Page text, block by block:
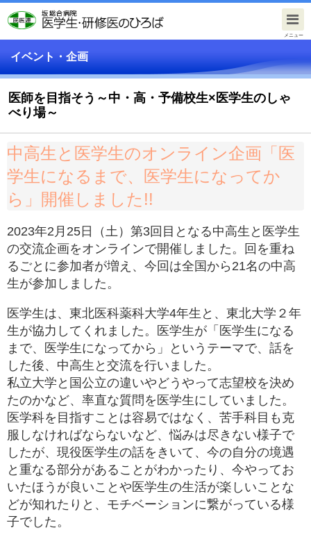
メニュー
イベント・企画
医師を目指そう～中・高・予備校生×医学生のしゃ
べり場～
中高生と医学生のオンライン企画「医
学生になるまで、医学生になってか
ら」開催しました!!
2023年2月25日（土）第3回目となる中高生と医学生
の交流企画をオンラインで開催しました。回を重ね
るごとに参加者が増え、今回は全国から21名の中高
生が参加しました。
医学生は、東北医科薬科大学4年生と、東北大学２年
生が協力してくれました。医学生が「医学生になる
まで、医学生になってから」というテーマで、話を
した後、中高生と交流を行いました。
私立大学と国公立の違いやどうやって志望校を決め
たのかなど、率直な質問を医学生にしていました。
医学科を目指すことは容易ではなく、苦手科目も克
服しなければならないなど、悩みは尽きない様子で
したが、現役医学生の話をきいて、今の自分の境遇
と重なる部分があることがわかったり、今やってお
いたほうが良いことや医学生の生活が楽しいことな
どが知れたりと、モチベーションに繋がっている様
子でした。